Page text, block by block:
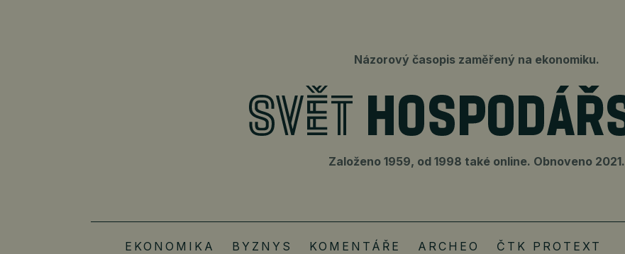
Názorový časopis zaměřený na ekonomiku.
Založeno 1959, od 1998 také online. Obnoveno 2021.
EKONOMIKA BYZNYS KOMENTÁŘE ARCHEO ČTK PROTEXT